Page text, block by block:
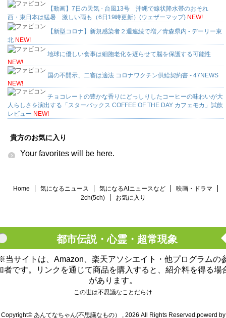
【動画】7日の天気 - 台風13号 沖縄で線状降水帯のおそれ
西・東日本は猛暑 激しい雨も（6日19時更新）(ウェザーマップ) NEW!
【新型コロナ】新規感染者２週連続で増／青森県内 - デーリー東
北 NEW!
地球に優しい食事は細胞老化を遅らせて脳を保護する可能性
NEW!
国の不開示、二審は適法 コロナワクチン供給契約書 - 47NEWS
NEW!
チョコレートの豊かな香りにどっしりしたコーヒーの味わいが大
人らしさを演出する「スターバックス COFFEE OF THE DAY カフェモカ」試飲
レビュー NEW!
貴方のお気に入り
Your favorites will be here.
Home 気になるニュース 気になるAIニュースなど
映画・ドラマ
2ch(5ch)
お気に入り
都市伝説・心霊・超常現象
当サイトは、Amazon、楽天アソシエイト・他プログラムの
者です。リンクを通じて商品を購入すると、紹介料を得る場
があります。
この世は不思議なことだらけ
Copyright© あんてなちゃん(不思議なもの） , 2026 All Rights Reserved.powerd by